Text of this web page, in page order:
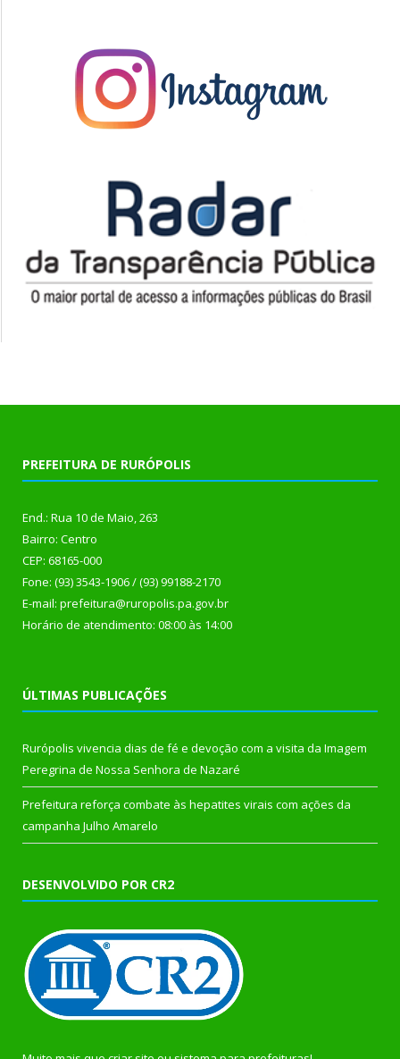
PREFEITURA DE RURÓPOLIS
End.: Rua 10 de Maio, 263
Bairro: Centro
CEP: 68165-000
Fone: (93) 3543-1906 / (93) 99188-2170
E-mail: prefeitura@ruropolis.pa.gov.br
Horário de atendimento: 08:00 às 14:00
ÚLTIMAS PUBLICAÇÕES
Rurópolis vivencia dias de fé e devoção com a visita da Imagem
Peregrina de Nossa Senhora de Nazaré
Prefeitura reforça combate às hepatites virais com ações da
campanha Julho Amarelo
DESENVOLVIDO POR CR2